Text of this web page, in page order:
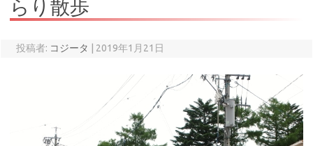
らり散歩
投稿者: コジータ 2019年1月21日